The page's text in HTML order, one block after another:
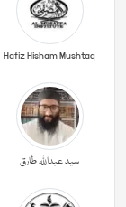
Hafiz Hisham Mushtaq
سید عبداللہ طارق